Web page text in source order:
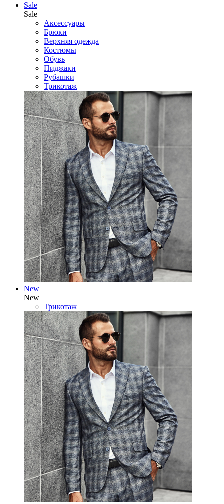
Sale
Sale
Аксессуары
Брюки
Верхняя одежда
Костюмы
Обувь
Пиджаки
Рубашки
Трикотаж
New
New
Трикотаж